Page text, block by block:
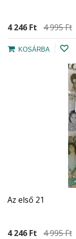
4 246 Ft‎ 4 995 Ft‎
KOSÁRBA
Az első 21
4 246 Ft‎ 4 995 Ft‎